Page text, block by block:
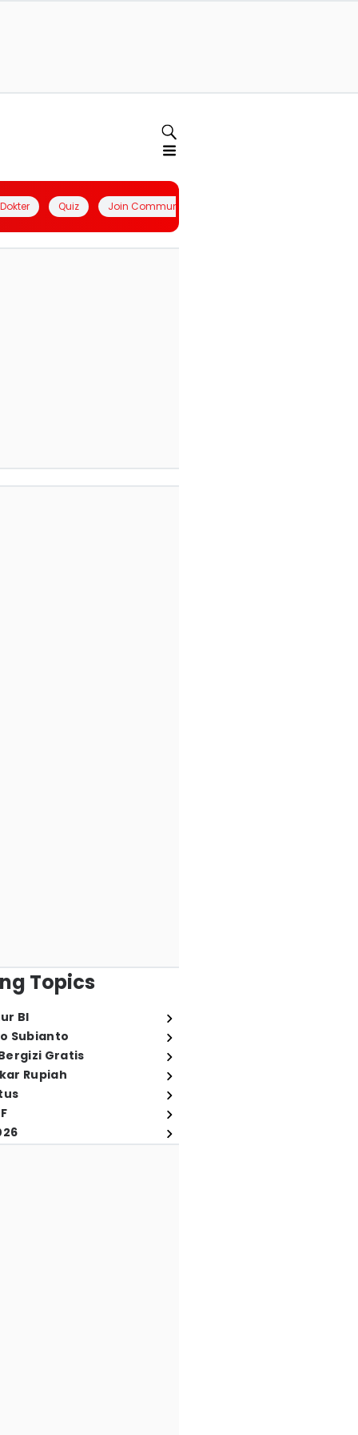
Quiz Join Community
Topics
BI
Subianto
Gratis
Rupiah